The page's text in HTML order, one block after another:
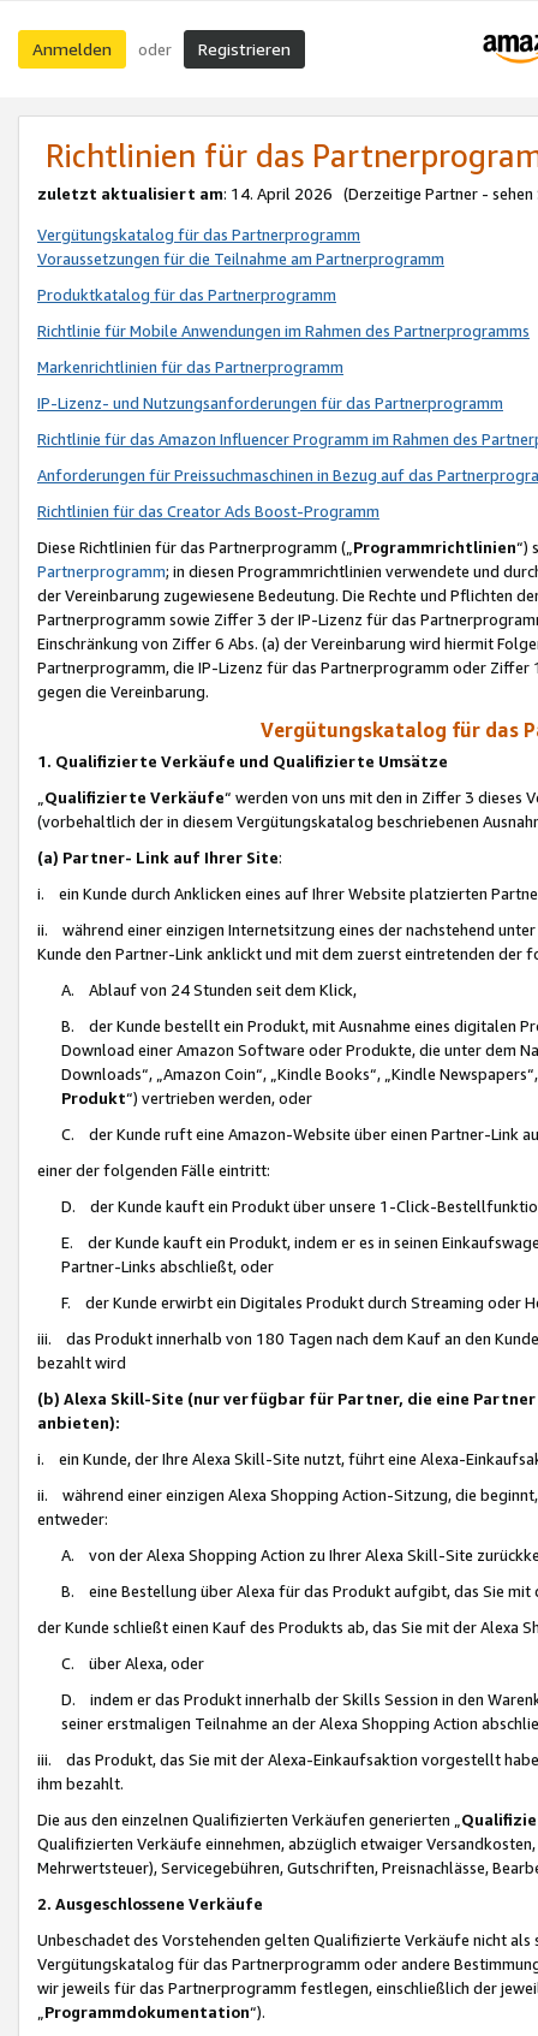
Anmelden oder Registrieren
Richtlinien für das
zuletzt aktualisiert am: 14. April 2026 (Derzeitige Partner - sehen
Vergütungskatalog für das Partnerprogramm
Voraussetzungen für die Teilnahme am Partnerprogramm
Produktkatalog für das Partnerprogramm
Richtlinie für Mobile Anwendungen im Rahmen des Partnerprogramms
Markenrichtlinien für das Partnerprogramm
IP-Lizenz- und Nutzungsanforderungen für das Partnerprogramm
Richtlinie für das Amazon Influencer Programm im Rahmen des
Anforderungen für Preissuchmaschinen in Bezug auf das
Richtlinien für das Creator Ads Boost-Programm
Diese Richtlinien für das Partnerprogramm („Programmrichtlinien“)
Partnerprogramm; in diesen Programmrichtlinien verwendete und
der Vereinbarung zugewiesene Bedeutung. Die Rechte und Pflichten
Partnerprogramm sowie Ziffer 3 der IP-Lizenz für das
Einschränkung von Ziffer 6 Abs. (a) der Vereinbarung wird hiermit
Partnerprogramm, die IP-Lizenz für das Partnerprogramm oder
gegen die Vereinbarung.
Vergütungskatalog für das
1. Qualifizierte Verkäufe und Qualifizierte Umsätze
Qualifizierte Verkäufe“ werden von uns mit den in Ziffer 3
(vorbehaltlich der in diesem Vergütungskatalog beschriebenen
(a) Partner- Link auf Ihrer Site:
i. ein Kunde durch Anklicken eines auf Ihrer Website platzierten
ii. während einer einzigen Internetsitzung eines der nachstehend
Kunde den Partner-Link anklickt und mit dem zuerst eintretenden der
A. Ablauf von 24 Stunden seit dem Klick,
B. der Kunde bestellt ein Produkt, mit Ausnahme eines digitalen
Download einer Amazon Software oder Produkte, die unter dem
Downloads“, „Amazon Coin“, „Kindle Books“, „Kindle
Produkt“) vertrieben werden, oder
C. der Kunde ruft eine Amazon-Website über einen Partner-Link
einer der folgenden Fälle eintritt:
D. der Kunde kauft ein Produkt über unsere 1-Click-
E. der Kunde kauft ein Produkt, indem er es in seinen
Partner-Links abschließt, oder
F. der Kunde erwirbt ein Digitales Produkt durch Streaming oder
iii. das Produkt innerhalb von 180 Tagen nach dem Kauf an den
bezahlt wird
(b) Alexa Skill-Site (nur verfügbar für Partner, die eine
anbieten):
i. ein Kunde, der Ihre Alexa Skill-Site nutzt, führt eine Alexa-
ii. während einer einzigen Alexa Shopping Action-Sitzung, die
entweder:
A. von der Alexa Shopping Action zu Ihrer Alexa Skill-Site
B. eine Bestellung über Alexa für das Produkt aufgibt, das Sie mit
der Kunde schließt einen Kauf des Produkts ab, das Sie mit der Alexa
C. über Alexa, oder
D. indem er das Produkt innerhalb der Skills Session in den
seiner erstmaligen Teilnahme an der Alexa Shopping Action
iii. das Produkt, das Sie mit der Alexa-Einkaufsaktion vorgestellt
ihm bezahlt.
Die aus den einzelnen Qualifizierten Verkäufen generierten „
Qualifizierten Verkäufe einnehmen, abzüglich etwaiger
Mehrwertsteuer), Servicegebühren, Gutschriften, Preisnachlässe,
2. Ausgeschlossene Verkäufe
Unbeschadet des Vorstehenden gelten Qualifizierte Verkäufe nicht
Vergütungskatalog für das Partnerprogramm oder andere
wir jeweils für das Partnerprogramm festlegen, einschließlich der
Programmdokumentation“).